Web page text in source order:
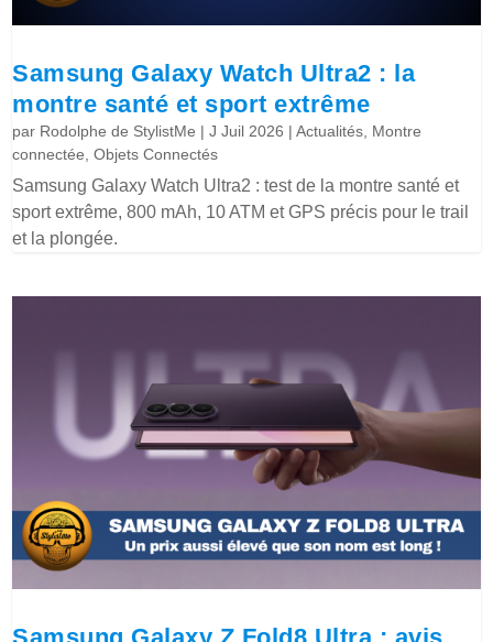
Samsung Galaxy Watch Ultra2 : la
montre santé et sport extrême
par Rodolphe de StylistMe |J Juil 2026 |Actualités Montre
connectée ,Objets Connectés
Samsung Galaxy Watch Ultra2 : test de la montre santé et
sport extrême, 800 mAh, 10 ATM et GPS précis pour le trail
et la plongée.